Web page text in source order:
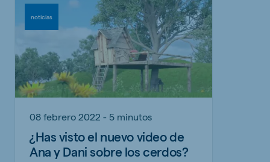
noticias
08 febrero 2022 - 5 minutos
¿Has visto el nuevo video de
Ana y Dani sobre los cerdos?